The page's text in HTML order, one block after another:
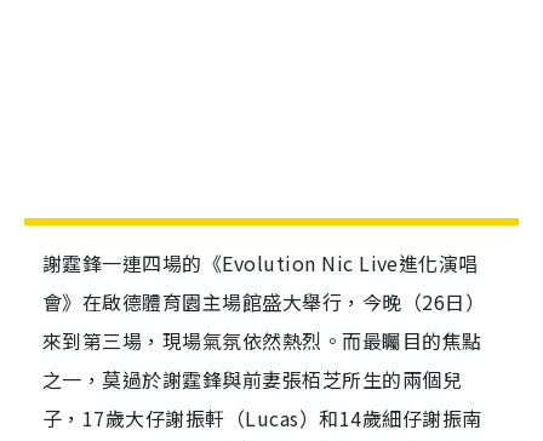
謝霆鋒一連四場的《Evolution Nic Live進化演唱
會》在啟德體育園主場館盛大舉行，今晚（26日）
來到第三場，現場氣氛依然熱烈。而最矚目的焦點
之一，莫過於謝霆鋒與前妻張栢芝所生的兩個兒
子，17歲大仔謝振軒（Lucas）和14歲細仔謝振南